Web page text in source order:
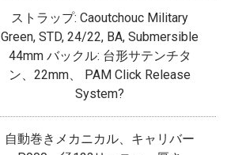
ストラップ: Caoutchouc Military
Green, STD, 24/22, BA, Submersible
44mm バックル: 台形サテンチタ
ン、22mm、 PAM Click Release
System?
自動巻きメカニカル、キャリバー